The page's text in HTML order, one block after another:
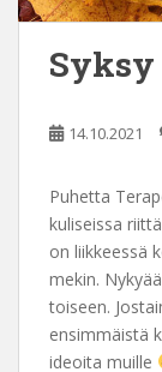
14.10.2021
Puhetta
kuliseissa
on liikkeessä
mekin.
toiseen.
ensimmäistä
ideoita muille